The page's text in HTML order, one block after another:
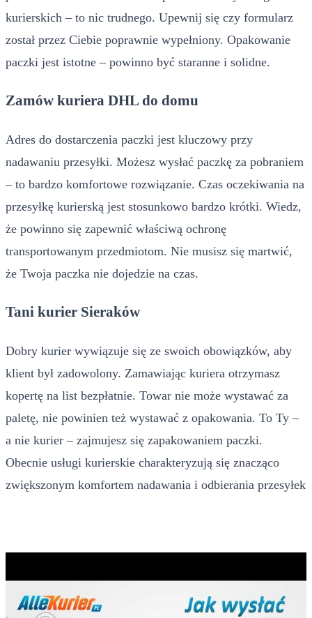
kurierskich – to nic trudnego. Upewnij się czy formularz
został przez Ciebie poprawnie wypełniony. Opakowanie
paczki jest istotne – powinno być staranne i solidne.
Zamów kuriera DHL do domu
Adres do dostarczenia paczki jest kluczowy przy
nadawaniu przesyłki. Możesz wysłać paczkę za pobraniem
– to bardzo komfortowe rozwiązanie. Czas oczekiwania na
przesyłkę kurierską jest stosunkowo bardzo krótki. Wiedz,
że powinno się zapewnić właściwą ochronę
transportowanym przedmiotom. Nie musisz się martwić,
że Twoja paczka nie dojedzie na czas.
Tani kurier Sieraków
Dobry kurier wywiązuje się ze swoich obowiązków, aby
klient był zadowolony. Zamawiając kuriera otrzymasz
kopertę na list bezpłatnie. Towar nie może wystawać za
paletę, nie powinien też wystawać z opakowania. To Ty –
a nie kurier – zajmujesz się zapakowaniem paczki.
Obecnie usługi kurierskie charakteryzują się znacząco
zwiększonym komfortem nadawania i odbierania przesyłek